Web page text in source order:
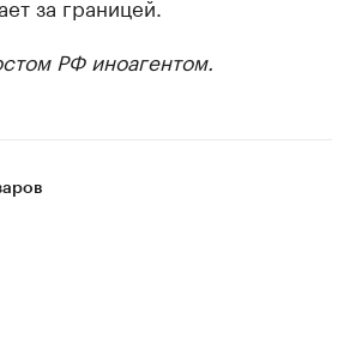
за границей.
РФ иноагентом.